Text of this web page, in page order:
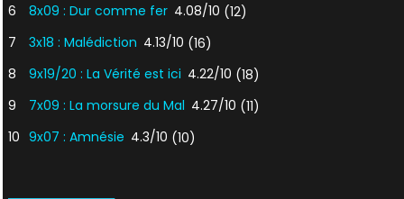
6
8x09 : Dur comme fer 4.08/10 (12)
7
3x18 : Malédiction 4.13/10 (16)
8
9x19/20 : La Vérité est ici 4.22/10 (18)
9
7x09 : La morsure du Mal 4.27/10 (11)
10 9x07 : Amnésie 4.3/10 (10)